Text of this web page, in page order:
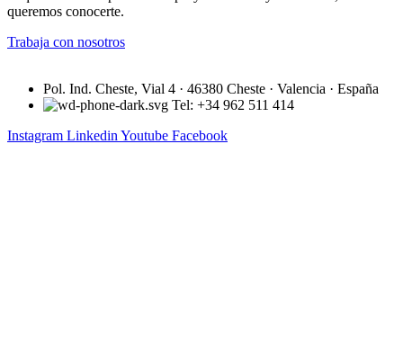
queremos conocerte.
Trabaja con nosotros
Pol. Ind. Cheste, Vial 4 · 46380 Cheste · Valencia · España
Tel: +34 962 511 414
Instagram Linkedin Youtube Facebook